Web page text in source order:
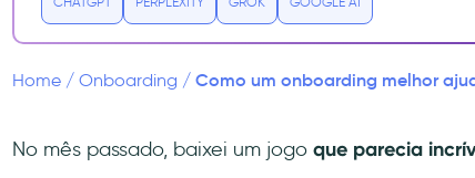
Home/ Onboarding / Como um onboarding melhor
No mês passado, baixei um jogo que parecia